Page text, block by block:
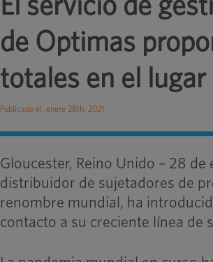
El servicio de
de Optimas
totales en el
Publicado el: enero 28th, 2021
Gloucester, Reino Unido – 28
distribuidor de sujetadores de
renombre mundial, ha
contacto a su creciente línea de